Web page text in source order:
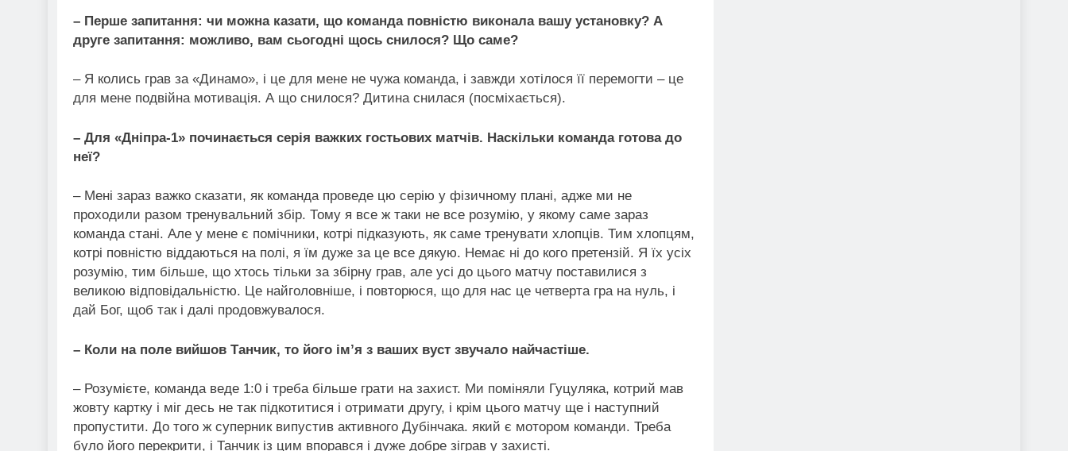
– Перше запитання: чи можна казати, що команда повністю виконала вашу установку? А
друге запитання: можливо, вам сьогодні щось снилося? Що саме?
– Я колись грав за «Динамо», і це для мене не чужа команда, і завжди хотілося її перемогти – це
для мене подвійна мотивація. А що снилося? Дитина снилася (посміхається).
– Для «Дніпра-1» починається серія важких гостьових матчів. Наскільки команда готова до
неї?
– Мені зараз важко сказати, як команда проведе цю серію у фізичному плані, адже ми не
проходили разом тренувальний збір. Тому я все ж таки не все розумію, у якому саме зараз
команда стані. Але у мене є помічники, котрі підказують, як саме тренувати хлопців. Тим хлопцям,
котрі повністю віддаються на полі, я їм дуже за це все дякую. Немає ні до кого претензій. Я їх усіх
розумію, тим більше, що хтось тільки за збірну грав, але усі до цього матчу поставилися з
великою відповідальністю. Це найголовніше, і повторюся, що для нас це четверта гра на нуль, і
дай Бог, щоб так і далі продовжувалося.
– Коли на поле вийшов Танчик, то його ім’я з ваших вуст звучало найчастіше.
– Розумієте, команда веде 1:0 і треба більше грати на захист. Ми поміняли Гуцуляка, котрий мав
жовту картку і міг десь не так підкотитися і отримати другу, і крім цього матчу ще і наступний
пропустити. До того ж суперник випустив активного Дубінчака. який є мотором команди. Треба
було його перекрити, і Танчик із цим впорався і дуже добре зіграв у захисті.